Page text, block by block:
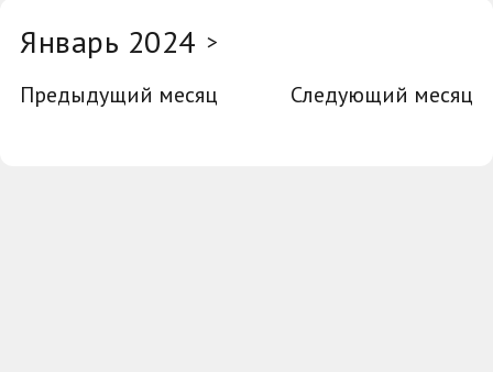
Январь 2024 >
Предыдущий месяц
Следующий месяц